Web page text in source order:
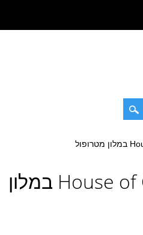
ספא House of Givenchy במלון